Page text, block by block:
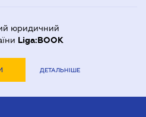
юридичний
Liga:BOOK
ДЕТАЛЬНІШЕ